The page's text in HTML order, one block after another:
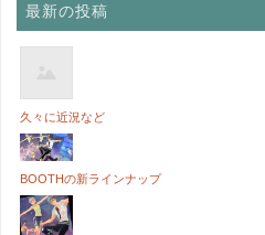
最新の投稿
久々に近況など
BOOTHの新ラインナップ